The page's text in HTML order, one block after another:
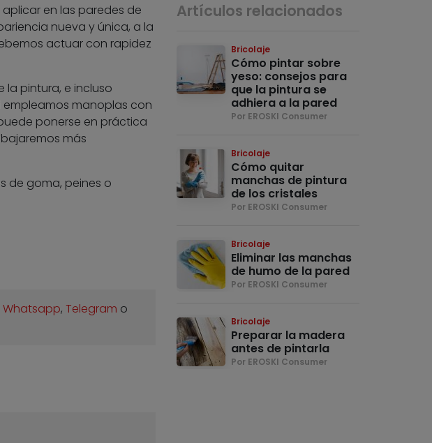
en las paredes de
nueva y única, a la
actuar con rapidez
pintura, e incluso
manoplas con
ponerse en práctica
más
de goma, peines o
Whatsapp,Telegram o
Artículos relacionados
Bricolaje
Cómo pintar sobre
yeso: consejos para
que la pintura se
adhiera a la pared
Por EROSKI Consumer
Bricolaje
Cómo quitar
manchas de pintura
de los cristales
Por EROSKI Consumer
Bricolaje
Eliminar las manchas
de humo de la pared
Por EROSKI Consumer
Bricolaje
Preparar la madera
antes de pintarla
Por EROSKI Consumer